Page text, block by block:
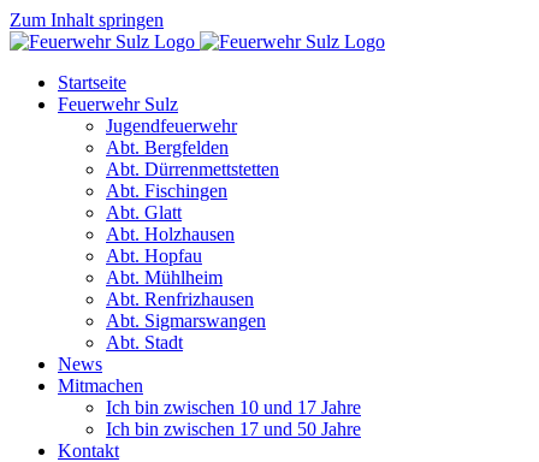
Zum Inhalt springen
Startseite
Feuerwehr Sulz
Jugendfeuerwehr
Abt. Bergfelden
Abt. Dürrenmettstetten
Abt. Fischingen
Abt. Glatt
Abt. Holzhausen
Abt. Hopfau
Abt. Mühlheim
Abt. Renfrizhausen
Abt. Sigmarswangen
Abt. Stadt
News
Mitmachen
Ich bin zwischen 10 und 17 Jahre
Ich bin zwischen 17 und 50 Jahre
Kontakt